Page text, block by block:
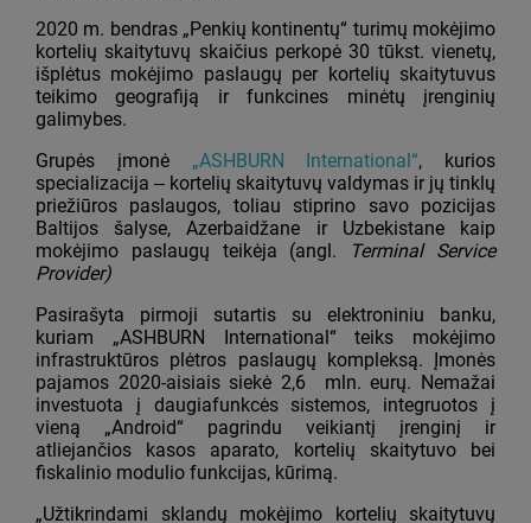
2020 m. bendras „Penkių kontinentų“ turimų mokėjimo
kortelių skaitytuvų skaičius perkopė 30 tūkst. vienetų,
išplėtus mokėjimo paslaugų per kortelių skaitytuvus
teikimo geografiją ir funkcines minėtų įrenginių
galimybes.
Grupės įmonė „ASHBURN International“, kurios
specializacija ‒ kortelių skaitytuvų valdymas ir jų tinklų
priežiūros paslaugos, toliau stiprino savo pozicijas
Baltijos šalyse, Azerbaidžane ir Uzbekistane kaip
mokėjimo paslaugų teikėja (angl.
Terminal Service
Provider)
Pasirašyta pirmoji sutartis su elektroniniu banku,
kuriam „ASHBURN International“ teiks mokėjimo
infrastruktūros plėtros paslaugų kompleksą. Įmonės
pajamos 2020-aisiais siekė 2,6 mln. eurų. Nemažai
investuota į daugiafunkcės sistemos, integruotos į
vieną „Android“ pagrindu veikiantį įrenginį ir
atliejančios kasos aparato, kortelių skaitytuvo bei
fiskalinio modulio funkcijas, kūrimą.
„Užtikrindami sklandų mokėjimo kortelių skaitytuvų